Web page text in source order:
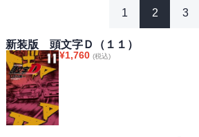
1 2 3
新装版 頭文字Ｄ（１１）
¥1,760 (税込)